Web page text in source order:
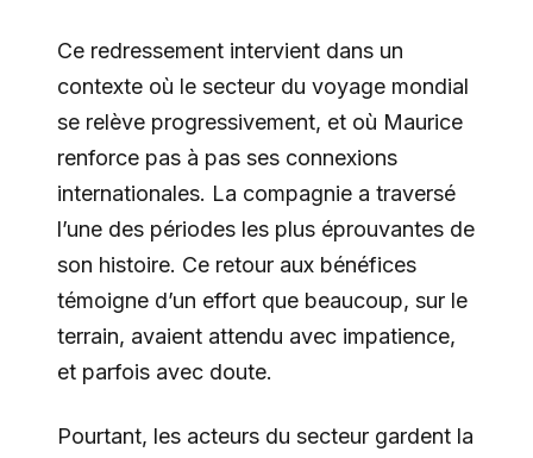
Ce redressement intervient dans un
contexte où le secteur du voyage mondial
se relève progressivement, et où Maurice
renforce pas à pas ses connexions
internationales. La compagnie a traversé
l’une des périodes les plus éprouvantes de
son histoire. Ce retour aux bénéfices
témoigne d’un effort que beaucoup, sur le
terrain, avaient attendu avec impatience,
et parfois avec doute.
Pourtant, les acteurs du secteur gardent la